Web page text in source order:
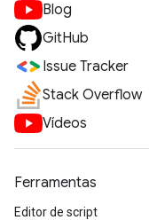
Blog
GitHub
Issue Tracker
Stack Overflow
Vídeos
Ferramentas
Editor de script